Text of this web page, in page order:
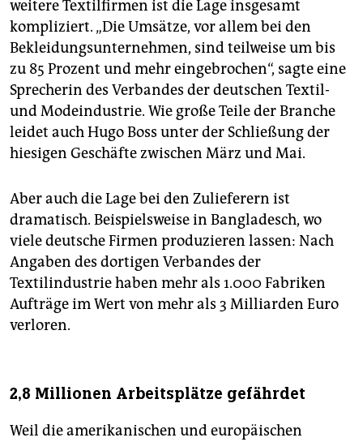
weitere Textilfirmen ist die Lage insgesamt
kompliziert. „Die Umsätze, vor allem bei den
Bekleidungsunternehmen, sind teilweise um bis
zu 85 Prozent und mehr eingebrochen“, sagte eine
Sprecherin des Verbandes der deutschen Textil-
und Modeindustrie. Wie große Teile der Branche
leidet auch Hugo Boss unter der Schließung der
hiesigen Geschäfte zwischen März und Mai.
Aber auch die Lage bei den Zulieferern ist
dramatisch. Beispielsweise in Bangladesch, wo
viele deutsche Firmen produzieren lassen: Nach
Angaben des dortigen Verbandes der
Textilindustrie haben mehr als 1.000 Fabriken
Aufträge im Wert von mehr als 3 Milliarden Euro
verloren.
2,8 Millionen Arbeitsplätze gefährdet
Weil die amerikanischen und europäischen